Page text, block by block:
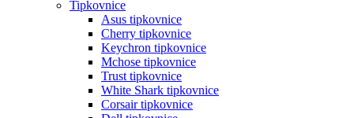
Tipkovnice
Asus tipkovnice
Cherry tipkovnice
Keychron tipkovnice
Mchose tipkovnice
Trust tipkovnice
White Shark tipkovnice
Corsair tipkovnice